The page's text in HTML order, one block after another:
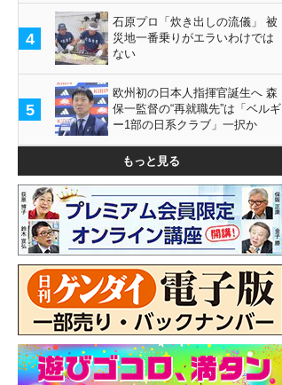
4
石原プロ「炊き出しの流儀」 被
災地一番乗りがエラいわけでは
ない
5
欧州初の日本人指揮官誕生へ 森
保一監督の“再就職先”は「ベルギ
ー1部の日系クラブ」一択か
もっと見る